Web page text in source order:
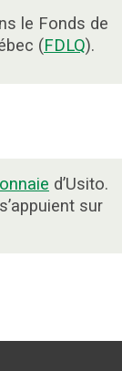
le Fonds de
(FDLQ).
d’Usito.
sur